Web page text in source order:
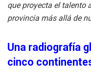
que proyecta el talento
provincia más allá de
Una radiografía
cinco